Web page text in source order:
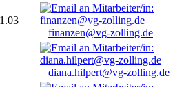
1.03
finanzen@vg-zolling.de
diana.hilpert@vg-zolling.de